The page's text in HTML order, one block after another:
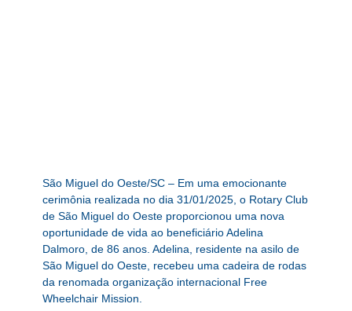
São Miguel do Oeste/SC – Em uma emocionante
cerimônia realizada no dia 31/01/2025, o Rotary Club
de São Miguel do Oeste proporcionou uma nova
oportunidade de vida ao beneficiário Adelina
Dalmoro, de 86 anos. Adelina, residente na asilo de
São Miguel do Oeste, recebeu uma cadeira de rodas
da renomada organização internacional Free
Wheelchair Mission.